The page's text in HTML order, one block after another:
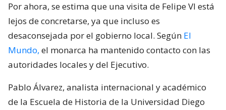
Por ahora, se estima que una visita de Felipe VI está
lejos de concretarse, ya que incluso es
desaconsejada por el gobierno local. Según El
Mundo, el monarca ha mantenido contacto con las
autoridades locales y del Ejecutivo.
Pablo Álvarez, analista internacional y académico
de la Escuela de Historia de la Universidad Diego